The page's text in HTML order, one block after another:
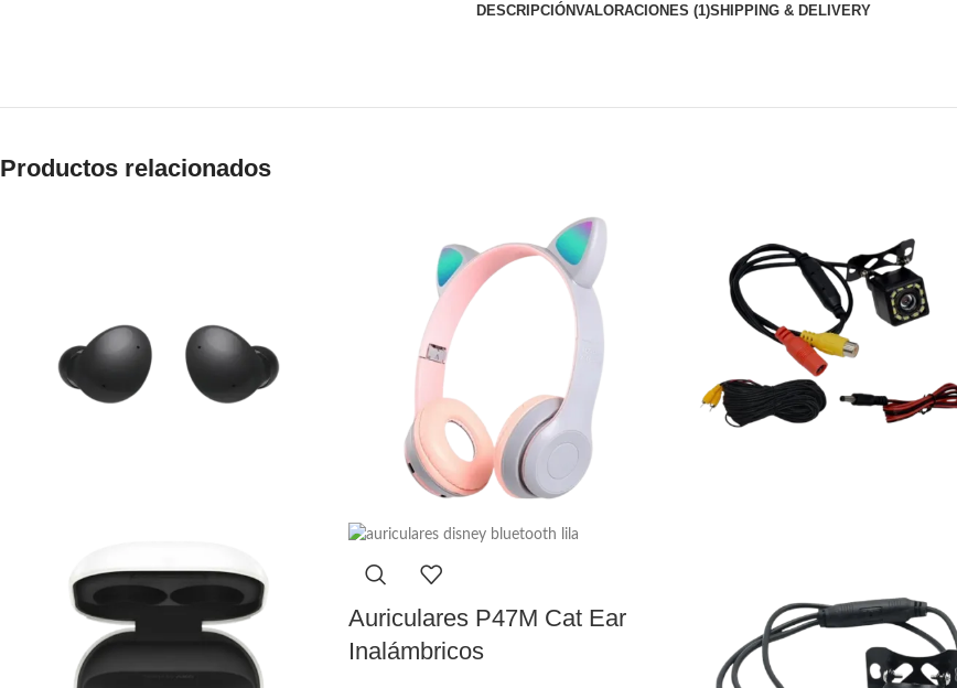
DESCRIPCIÓNVALORACIONES (1)SHIPPING & DELIVERY
Productos relacionados
Auriculares P47M Cat Ear
Inalámbricos